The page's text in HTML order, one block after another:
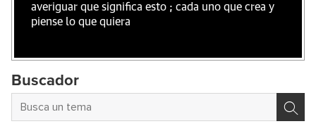
averiguar que significa esto ; cada uno que crea y
piense lo que quiera
Buscador